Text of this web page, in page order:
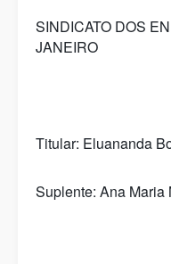
SINDICATO DOS
JANEIRO
Titular: Eluananda
Suplente: Ana Maria